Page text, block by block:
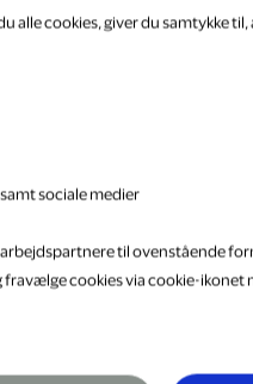
alle cookies, giver du samtykke
sociale medier
til ovenstående
cookies via cookie-ikonet